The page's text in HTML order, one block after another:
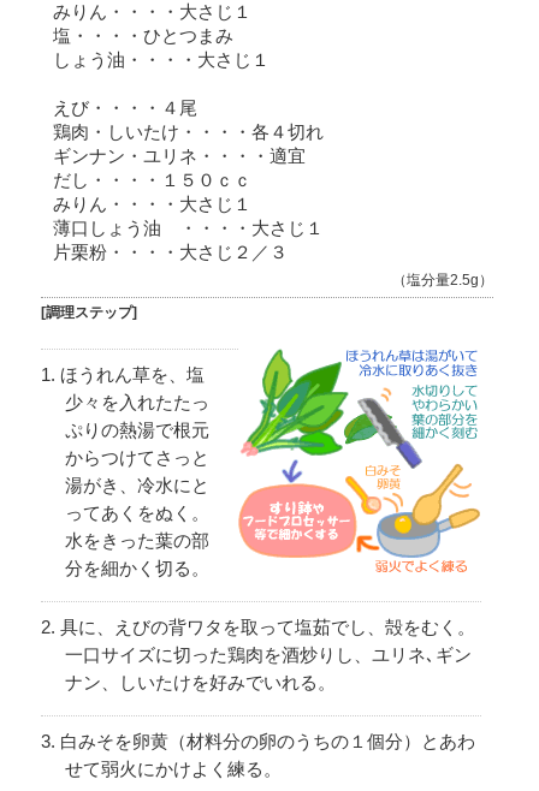
みりん・・・・大さじ１
塩・・・・ひとつまみ
しょう油・・・・大さじ１
えび・・・・４尾
鶏肉・しいたけ・・・・各４切れ
ギンナン・ユリネ・・・・適宜
だし・・・・１５０ｃｃ
みりん・・・・大さじ１
薄口しょう油 ・・・・大さじ１
片栗粉・・・・大さじ２／３
（塩分量2.5g）
[調理ステップ]
ほうれん草を、塩
少々を入れたたっ
ぷりの熱湯で根元
からつけてさっと
湯がき、冷水にと
ってあくをぬく。
水をきった葉の部
分を細かく切る。
具に、えびの背ワタを取って塩茹でし、殻をむく。
一口サイズに切った鶏肉を酒炒りし、ユリネ､ギン
ナン、しいたけを好みでいれる。
白みそを卵黄（材料分の卵のうちの１個分）とあわ
せて弱火にかけよく練る。